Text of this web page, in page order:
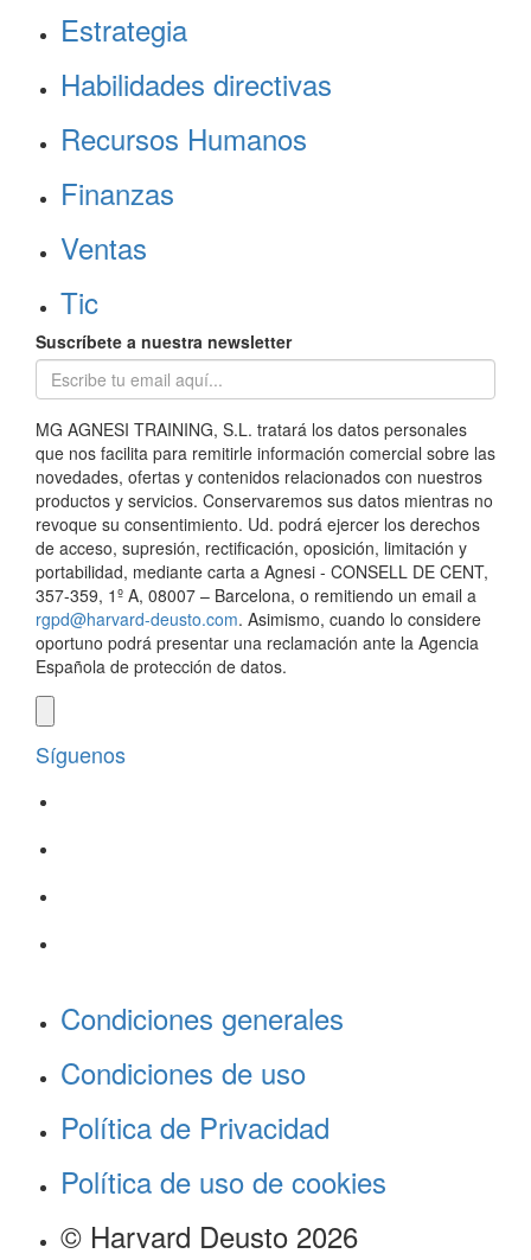
Estrategia
Habilidades directivas
Recursos Humanos
Finanzas
Ventas
Tic
Suscríbete a nuestra newsletter
MG AGNESI TRAINING, S.L. tratará los datos personales
que nos facilita para remitirle información comercial sobre las
novedades, ofertas y contenidos relacionados con nuestros
productos y servicios. Conservaremos sus datos mientras no
revoque su consentimiento. Ud. podrá ejercer los derechos
de acceso, supresión, rectificación, oposición, limitación y
portabilidad, mediante carta a Agnesi - CONSELL DE CENT,
357-359, 1º A, 08007 – Barcelona, o remitiendo un email a
rgpd@harvard-deusto.com. Asimismo, cuando lo considere
oportuno podrá presentar una reclamación ante la Agencia
Española de protección de datos.
Síguenos
Condiciones generales
Condiciones de uso
Política de Privacidad
Política de uso de cookies
© Harvard Deusto 2026